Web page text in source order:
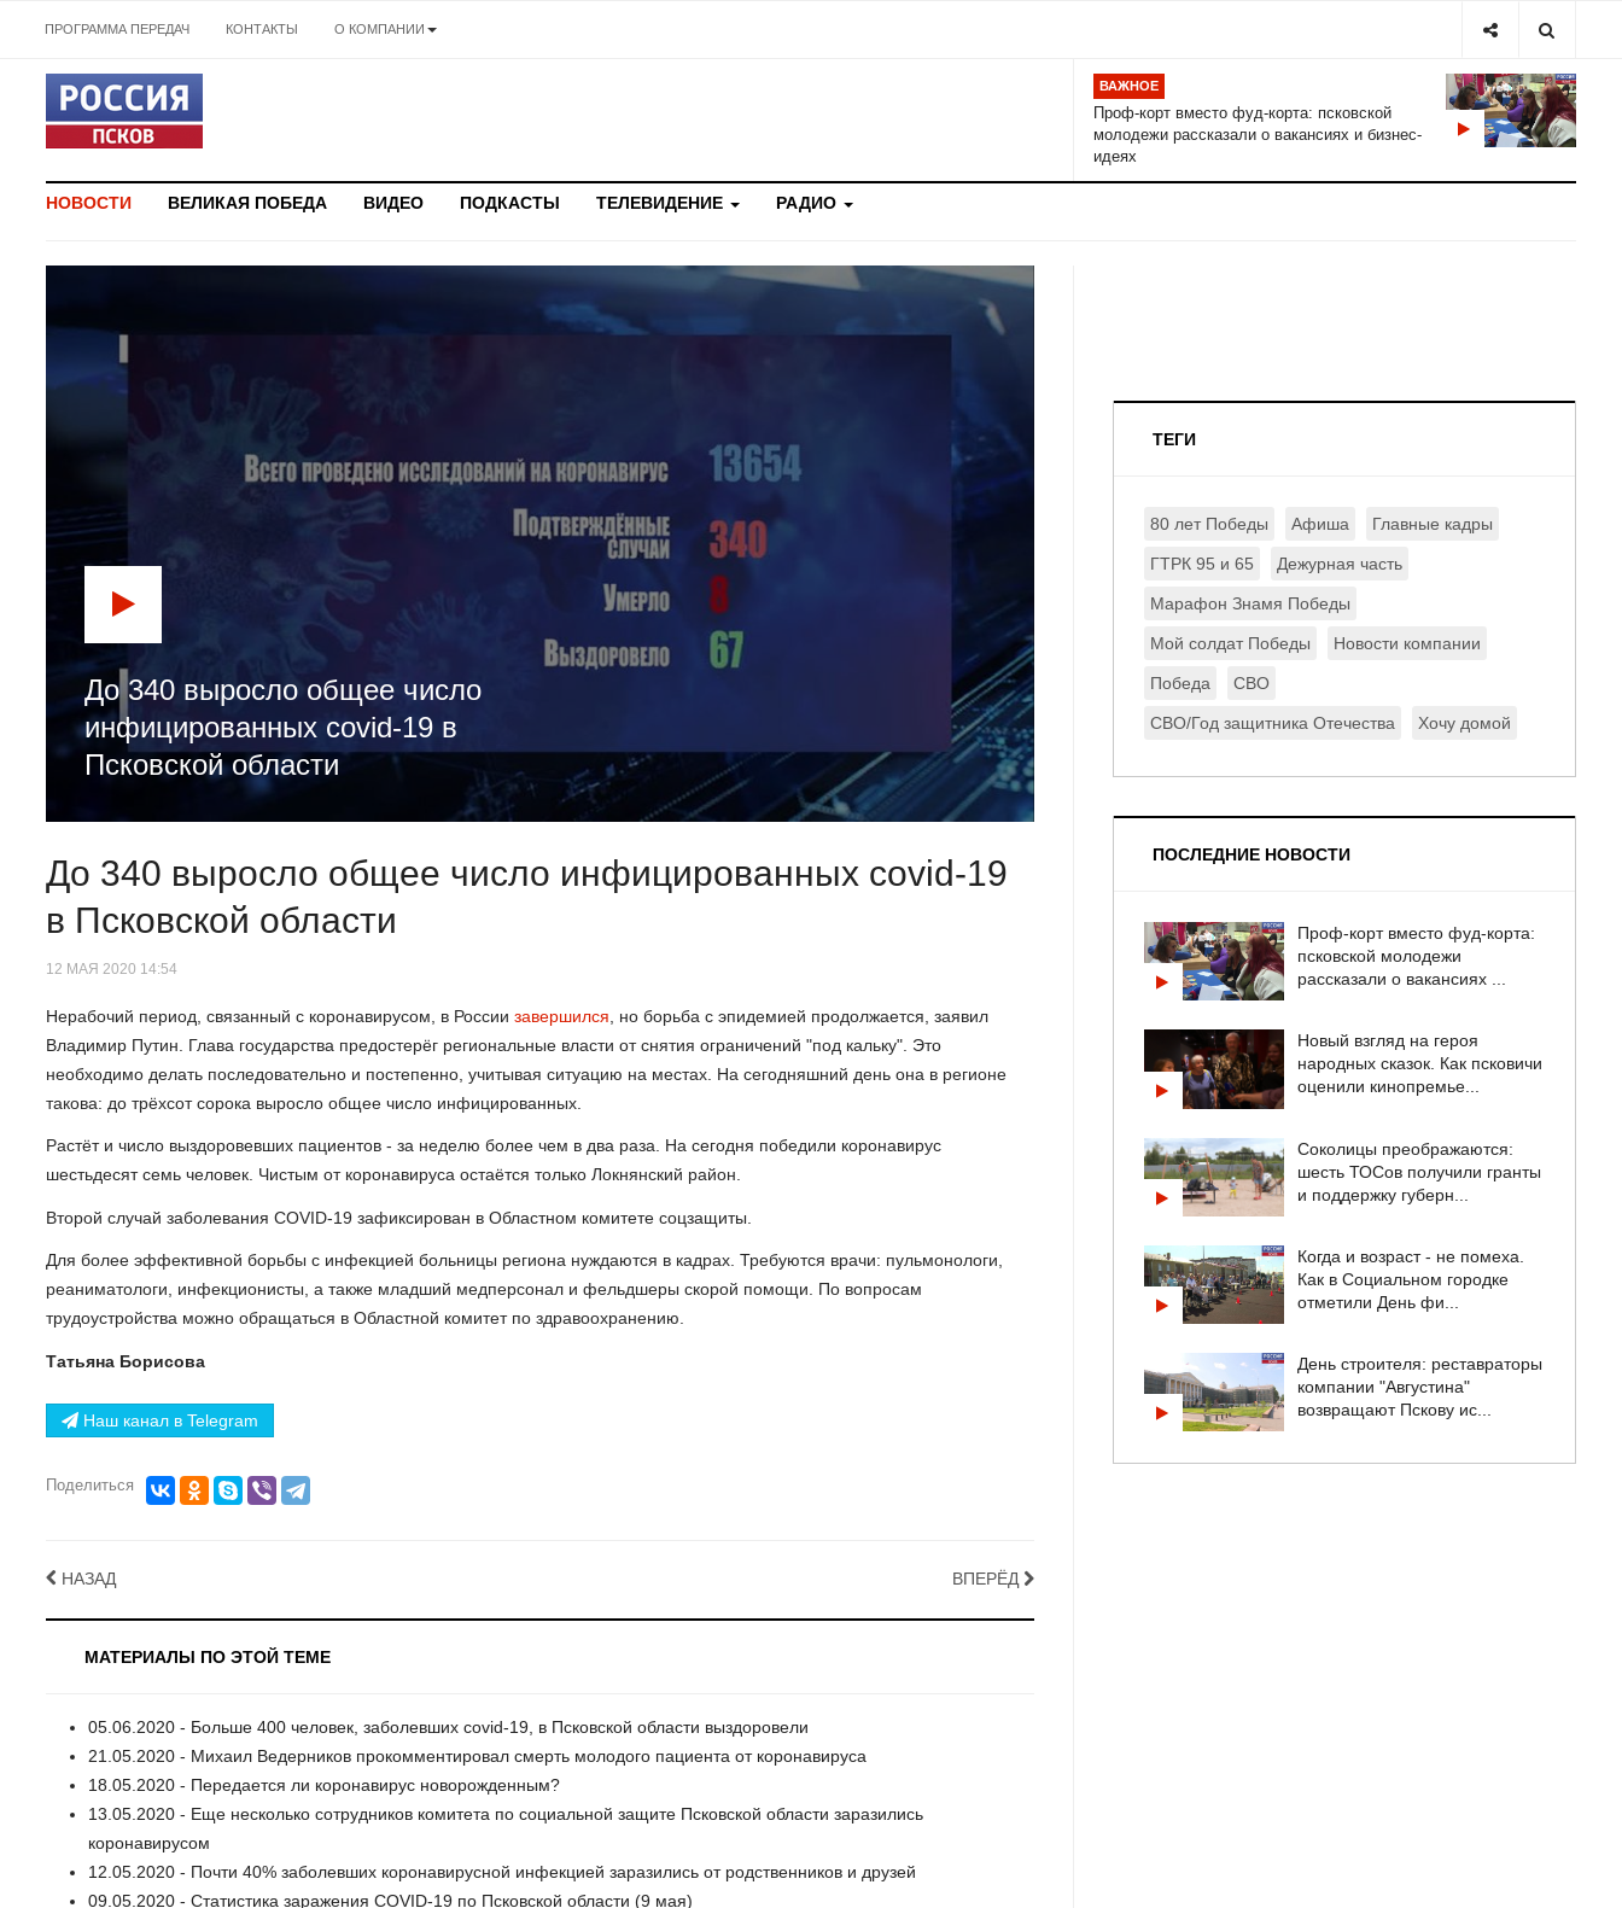
ПРОГРАММА ПЕРЕДАЧ КОНТАКТЫ О КОМПАНИИ
ВАЖНОЕ
Проф-корт вместо фуд-корта: псковской
молодежи рассказали о вакансиях и бизнес-
идеях
НОВОСТИ ВЕЛИКАЯ ПОБЕДА ВИДЕО ПОДКАСТЫ ТЕЛЕВИДЕНИЕ РАДИО
До 340 выросло общее число
инфицированных covid-19 в
Псковской области
До 340 выросло общее число инфицированных covid-19
в Псковской области
12 МАЯ 2020 14:54
Нерабочий период, связанный с коронавирусом, в России завершился , но борьба с эпидемией продолжается, заявил
Владимир Путин. Глава государства предостерёг региональные власти от снятия ограничений "под кальку". Это
необходимо делать последовательно и постепенно, учитывая ситуацию на местах. На сегодняшний день она в регионе
такова: до трёхсот сорока выросло общее число инфицированных.
Растёт и число выздоровевших пациентов - за неделю более чем в два раза. На сегодня победили коронавирус
шестьдесят семь человек. Чистым от коронавируса остаётся только Локнянский район.
Второй случай заболевания COVID-19 зафиксирован в Областном комитете соцзащиты.
Для более эффективной борьбы с инфекцией больницы региона нуждаются в кадрах. Требуются врачи: пульмонологи,
реаниматологи, инфекционисты, а также младший медперсонал и фельдшеры скорой помощи. По вопросам
трудоустройства можно обращаться в Областной комитет по здравоохранению.
Татьяна Борисова
Наш канал в Telegram
Поделиться
НАЗАД ВПЕРЁД
МАТЕРИАЛЫ ПО ЭТОЙ ТЕМЕ
05.06.2020 - Больше 400 человек, заболевших covid-19, в Псковской области выздоровели
21.05.2020 - Михаил Ведерников прокомментировал смерть молодого пациента от коронавируса
18.05.2020 - Передается ли коронавирус новорожденным?
13.05.2020 - Еще несколько сотрудников комитета по социальной защите Псковской области заразились
коронавирусом
12.05.2020 - Почти 40% заболевших коронавирусной инфекцией заразились от родственников и друзей
09.05.2020 - Статистика заражения COVID-19 по Псковской области (9 мая)
ТЕГИ
80 лет Победы Афиша Главные кадры
ГТРК 95 и 65 Дежурная часть
Марафон Знамя Победы
Мой солдат Победы Новости компании
Победа СВО
СВО/Год защитника Отечества Хочу домой
ПОСЛЕДНИЕ НОВОСТИ
Проф-корт вместо фуд-корта:
псковской молодежи
рассказали о вакансиях ...
Новый взгляд на героя
народных сказок. Как псковичи
оценили кинопремье...
Соколицы преображаются:
шесть ТОСов получили гранты
и поддержку губерн...
Когда и возраст - не помеха.
Как в Социальном городке
отметили День фи...
День строителя: реставраторы
компании "Августина"
возвращают Пскову ис...